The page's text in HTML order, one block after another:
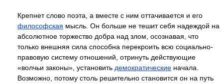
Крепнет слово поэта, а вместе с ним оттачивается и его
философская мысль. Он больше не тешит себя надеждой на
абсолютное торжество добра над злом, осознавая, что
только внешняя сила способна перекроить всю социально-
правовую систему отношений, отринуть действующие
«волчьи законы», установить демократические начала.
Возможно, потому столь решительно становится он на путь